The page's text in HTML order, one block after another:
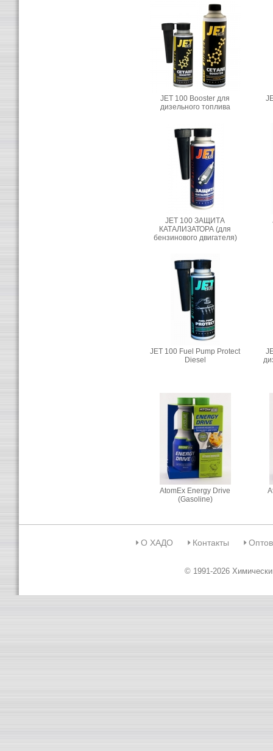
JET 100 Booster для
дизельного топлива
JET 100 ЗАЩИТА
КАТАЛИЗАТОРА (для
бензинового двигателя)
JET 100 Fuel Pump Protect
Diesel
AtomEx Energy Drive
(Gasoline)
О ХАДО Контакты
© 1991-2026